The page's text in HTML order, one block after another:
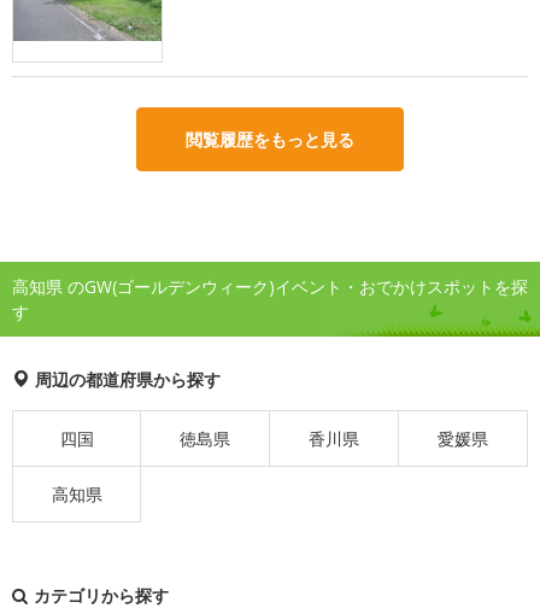
閲覧履歴をもっと見る
高知県 のGW(ゴールデンウィーク)イベント・おでかけスポットを探
す
周辺の都道府県から探す
四国 徳島県 香川県 愛媛県
高知県
カテゴリから探す